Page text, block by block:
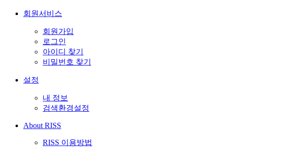
회원서비스
회원가입
로그인
아이디 찾기
비밀번호 찾기
설정
내 정보
검색환경설정
About RISS
RISS 이용방법